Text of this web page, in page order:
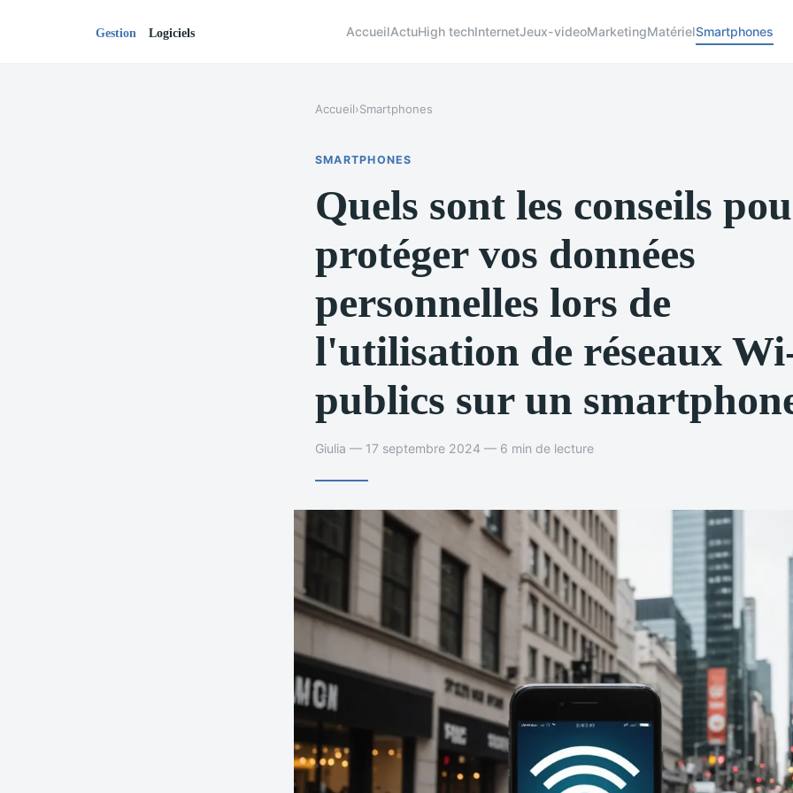
AccueilActuHigh techInternetJeux-videoMarketingMatérielSmartphones
Accueil›Smartphones
SMARTPHONES
Quels sont les conseils
protéger vos données
personnelles lors de
l'utilisation de réseaux
publics sur un
Giulia — 17 septembre 2024 — 6 min de lecture